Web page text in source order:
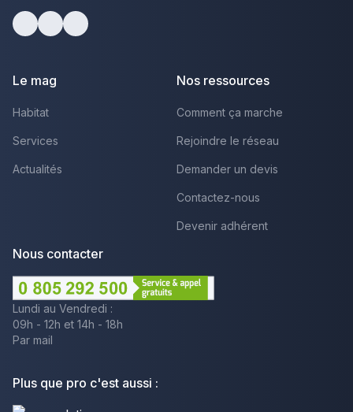
Le mag
Habitat
Services
Actualités
Nos ressources
Comment ça marche
Rejoindre le réseau
Demander un devis
Contactez-nous
Devenir adhérent
Nous contacter
Lundi au Vendredi :
09h - 12h et 14h - 18h
Par mail
Plus que pro c'est aussi :